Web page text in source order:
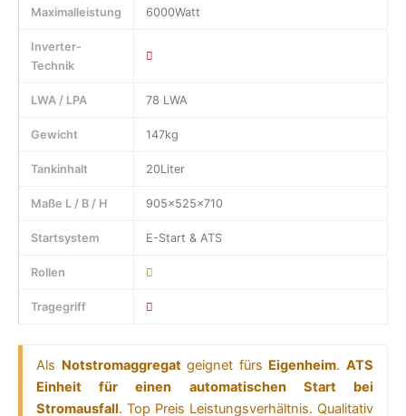
Maximalleistung 6000Watt
Inverter-
Technik
LWA / LPA 78 LWA
Gewicht 147kg
Tankinhalt 20Liter
Maße L / B / H 905x525x710
Startsystem E-Start & ATS
Rollen
Tragegriff
Als Notstromaggregatgeignet fürs Eigenheim.ATS
Einheit für einen automatischen Start bei
Stromausfall. Top Preis Leistungsverhältnis. Qualitativ